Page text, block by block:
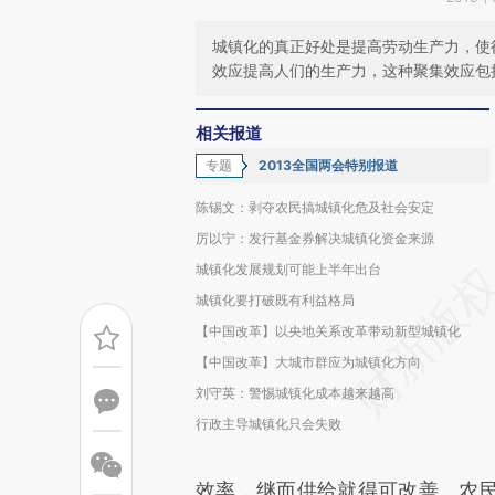
城镇化的真正好处是提高劳动生产力，
效应提高人们的生产力，这种聚集效应
相关报道
专题 2013全国两会特别报道
陈锡文：剥夺农民搞城镇化危及社会安定
厉以宁：发行基金券解决城镇化资金来源
城镇化发展规划可能上半年出台
城镇化要打破既有利益格局
【中国改革】以央地关系改革带动新型城镇化
【中国改革】大城市群应为城镇化方向
刘守英：警惕城镇化成本越来越高
行政主导城镇化只会失败
效率，继而供给就得可改善。农